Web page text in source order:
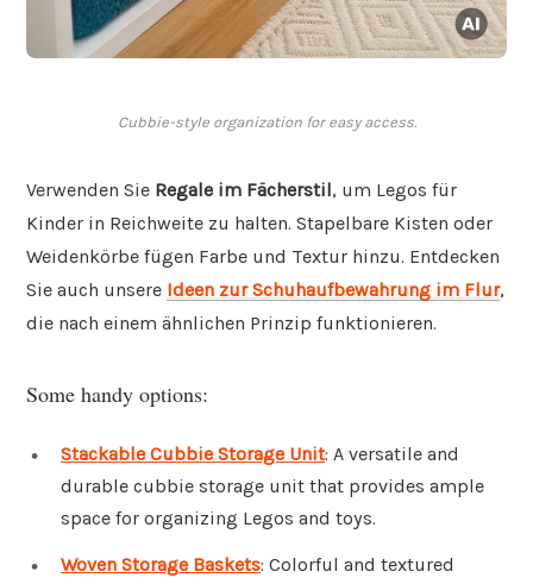
Cubbie-style organization for easy access.
Verwenden Sie Regale im Fächerstil, um Legos für
Kinder in Reichweite zu halten. Stapelbare Kisten oder
Weidenkörbe fügen Farbe und Textur hinzu. Entdecken
Sie auch unsere Ideen zur Schuhaufbewahrung im Flur,
die nach einem ähnlichen Prinzip funktionieren.
Some handy options:
Stackable Cubbie Storage Unit: A versatile and
durable cubbie storage unit that provides ample
space for organizing Legos and toys.
Woven Storage Baskets: Colorful and textured